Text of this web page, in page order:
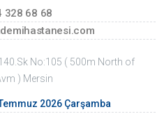
328 68 68
No:105 ( 500m North of
) Mersin
2026 Çarşamba